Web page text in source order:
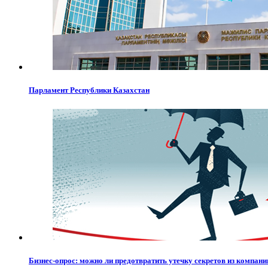
Парламент Республики Казахстан
Бизнес-опрос: можно ли предотвратить утечку секретов из